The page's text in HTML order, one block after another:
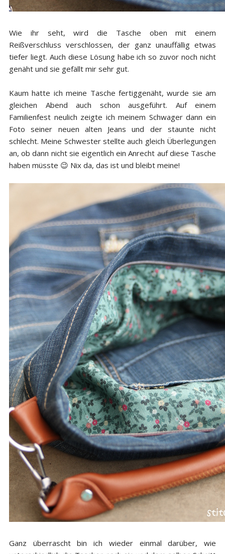
Wie ihr seht, wird die Tasche oben mit einem
Reißverschluss verschlossen, der ganz unauffällig etwas
tiefer liegt. Auch diese Lösung habe ich so zuvor noch nicht
genäht und sie gefällt mir sehr gut.
Kaum hatte ich meine Tasche fertiggenäht, wurde sie am
gleichen Abend auch schon ausgeführt. Auf einem
Familienfest neulich zeigte ich meinem Schwager dann ein
Foto seiner neuen alten Jeans und der staunte nicht
schlecht. Meine Schwester stellte auch gleich Überlegungen
an, ob dann nicht sie eigentlich ein Anrecht auf diese Tasche
haben müsste 😉 Nix da, das ist und bleibt meine!
Ganz überrascht bin ich wieder einmal darüber, wie